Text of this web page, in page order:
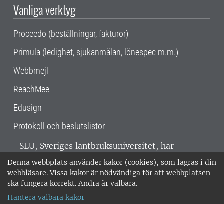
Denna webbplats använder kakor (cookies), som lagras i din
webbläsare. Vissa kakor är nödvändiga för att webbplatsen
ska fungera korrekt. Andra är valbara.
Hantera valbara kakor
Vanliga verktyg
Proceedo (beställningar, fakturor)
Primula (ledighet, sjukanmälan, lönespec m.m.)
Webbmejl
ReachMee
Edusign
Protokoll och beslutslistor
SLU, Sveriges lantbruksuniversitet, har
verksamhet över hela Sverige. Huvudorter är
Alnarp, Uppsala och Umeå.SLU är
miljöcertifierat enligt ISO 14001. •
018-67 10 00 • Org nr: 202100-2817 •